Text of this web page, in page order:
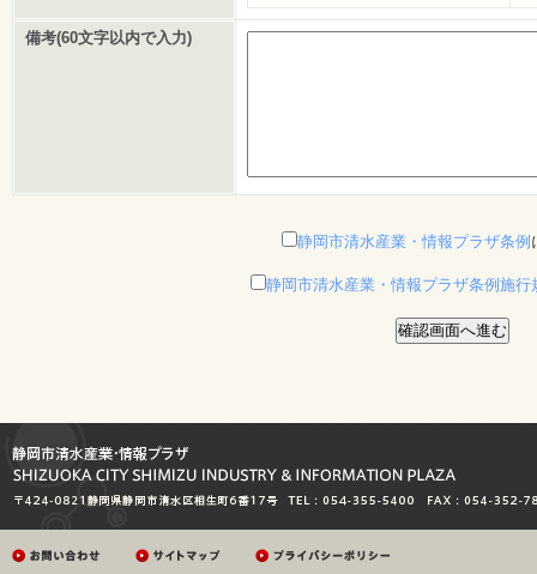
備考(60文字以内で入力)
静岡市清水産業・情報プラザ条例
静岡市清水産業・情報プラザ条例施行